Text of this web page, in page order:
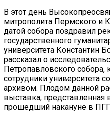
В этот день
митрополита Пермского и
датой собора поздравил
государственного
университета Константин
рассказал о
Петропавловского собора,
сотрудники университета
архивом. Плодом данной
выставка, представленная
прошедший накануне в